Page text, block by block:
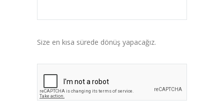
Size en kısa sürede dönüş yapacağız.